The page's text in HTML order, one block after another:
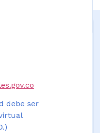
debe ser